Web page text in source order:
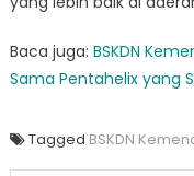
Baca juga: BSKDN
Sama Pentahelix yang
Tagged BSKDN